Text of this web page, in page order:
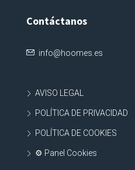
Contáctanos
info@hoomes.es
AVISO LEGAL
POLÍTICA DE PRIVACIDAD
POLÍTICA DE COOKIES
⚙ Panel Cookies